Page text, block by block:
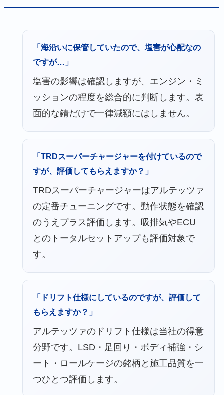
「海沿いに保管していたので、塩害が心配なの
ですが…」
塩害の影響は確認しますが、エンジン・ミ
ッションの程度を総合的に判断します。表
面的な錆だけで一律減額にはしません。
「TRDスーパーチャージャーを付けているので
すが、評価してもらえますか？」
TRDスーパーチャージャーはアルテッツァ
の定番チューニングです。動作状態を確認
のうえプラス評価します。吸排気やECU
とのトータルセットアップも評価対象で
す。
「ドリフト仕様にしているのですが、評価して
もらえますか？」
アルテッツァのドリフト仕様は当社の得意
分野です。LSD・足回り・ボディ補強・シ
ート・ロールケージの銘柄と施工品質を一
つひとつ評価します。